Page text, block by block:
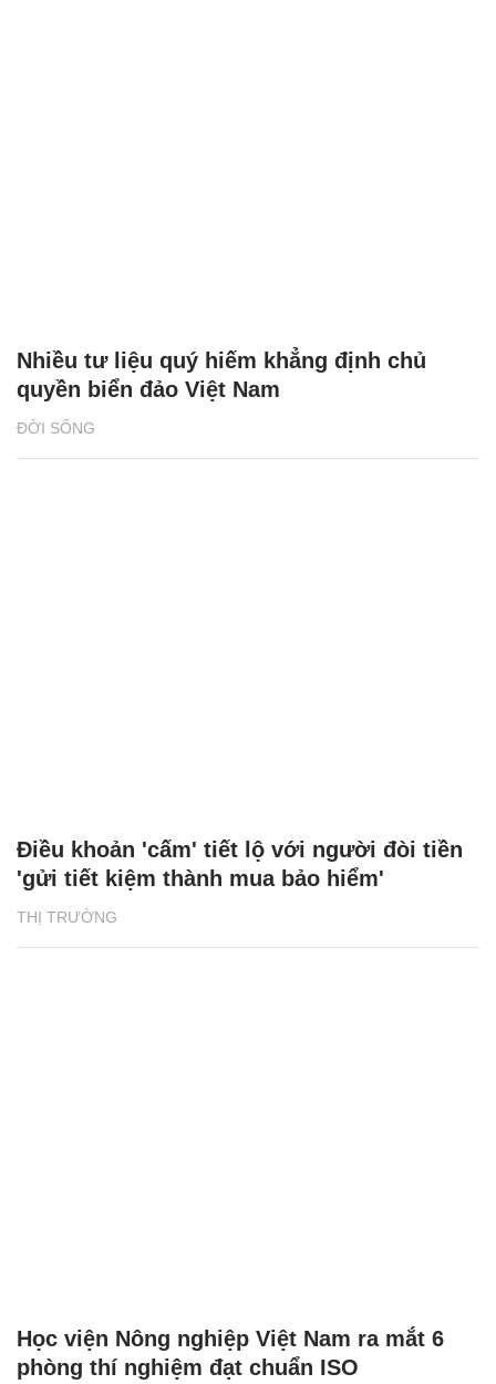
ĐỜI SỐNG
Nhiều tư liệu quý hiếm khẳng định chủ
quyền biển đảo Việt Nam
THỊ TRƯỜNG
Điều khoản 'cấm' tiết lộ với người đòi tiền
'gửi tiết kiệm thành mua bảo hiểm'
Học viện Nông nghiệp Việt Nam ra mắt 6
phòng thí nghiệm đạt chuẩn ISO